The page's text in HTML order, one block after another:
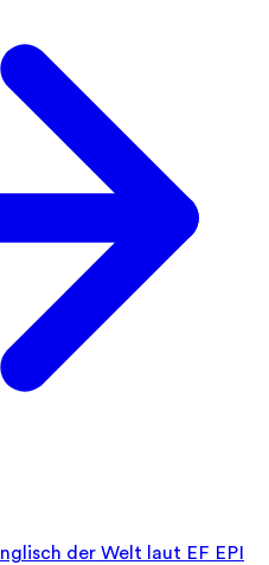
der Welt laut EF EPI